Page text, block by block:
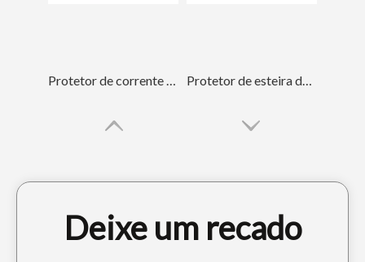
Protetor de corrente Komatsu Hyundai para peças de esteiras PC400 Protetor de esteira de metal Komatsu para peças de material rodante PC200
Deixe um recado